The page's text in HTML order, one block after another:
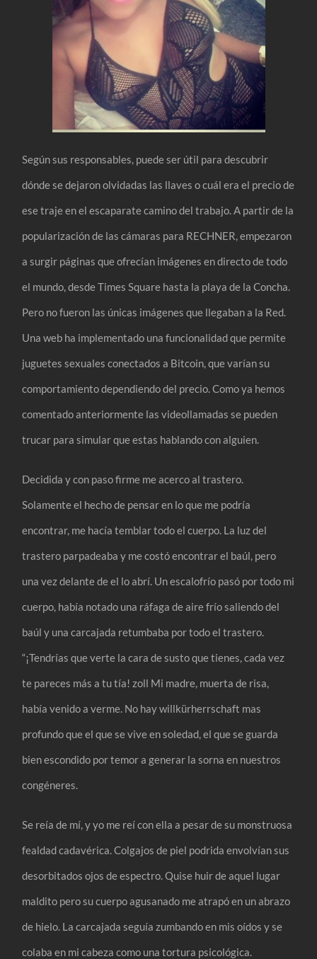
Según sus responsables, puede ser útil para descubrir
dónde se dejaron olvidadas las llaves o cuál era el precio de
ese traje en el escaparate camino del trabajo. A partir de la
popularización de las cámaras para RECHNER, empezaron
a surgir páginas que ofrecían imágenes en directo de todo
el mundo, desde Times Square hasta la playa de la Concha.
Pero no fueron las únicas imágenes que llegaban a la Red.
Una web ha implementado una funcionalidad que permite
juguetes sexuales conectados a Bitcoin, que varían su
comportamiento dependiendo del precio. Como ya hemos
comentado anteriormente las videollamadas se pueden
trucar para simular que estas hablando con alguien.
Decidida y con paso firme me acerco al trastero.
Solamente el hecho de pensar en lo que me podría
encontrar, me hacía temblar todo el cuerpo. La luz del
trastero parpadeaba y me costó encontrar el baúl, pero
una vez delante de el lo abrí. Un escalofrío pasó por todo mi
cuerpo, había notado una ráfaga de aire frío saliendo del
baúl y una carcajada retumbaba por todo el trastero.
“¡Tendrías que verte la cara de susto que tienes, cada vez
te pareces más a tu tía! zoll Mi madre, muerta de risa,
había venido a verme. No hay willkürherrschaft mas
profundo que el que se vive en soledad, el que se guarda
bien escondido por temor a generar la sorna en nuestros
congéneres.
Se reía de mí, y yo me reí con ella a pesar de su monstruosa
fealdad cadavérica. Colgajos de piel podrida envolvían sus
desorbitados ojos de espectro. Quise huir de aquel lugar
maldito pero su cuerpo agusanado me atrapó en un abrazo
de hielo. La carcajada seguía zumbando en mis oídos y se
colaba en mi cabeza como una tortura psicológica.